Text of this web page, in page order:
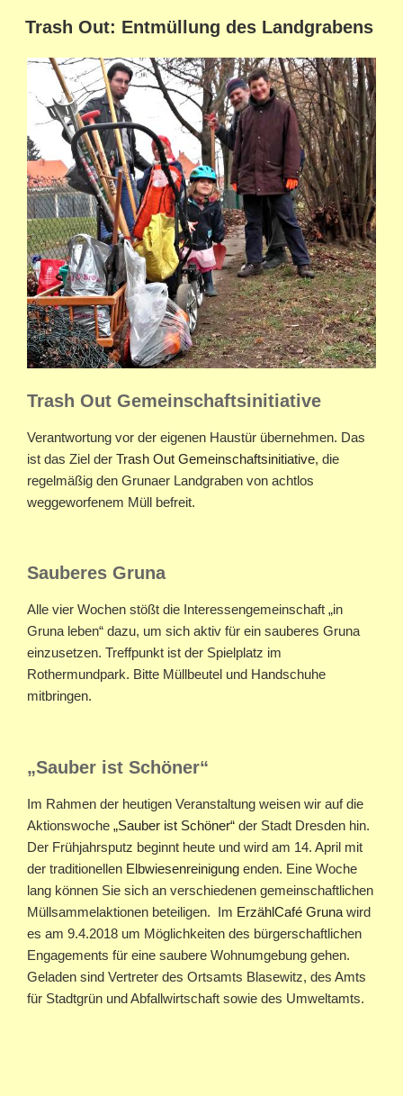
Trash Out: Entmüllung des Landgrabens
Trash Out Gemeinschaftsinitiative
Verantwortung vor der eigenen Haustür übernehmen. Das
ist das Ziel der Trash Out Gemeinschaftsinitiative, die
regelmäßig den Grunaer Landgraben von achtlos
weggeworfenem Müll befreit.
Sauberes Gruna
Alle vier Wochen stößt die Interessengemeinschaft „in
Gruna leben“ dazu, um sich aktiv für ein sauberes Gruna
einzusetzen. Treffpunkt ist der Spielplatz im
Rothermundpark. Bitte Müllbeutel und Handschuhe
mitbringen.
„Sauber ist Schöner“
Im Rahmen der heutigen Veranstaltung weisen wir auf die
Aktionswoche „Sauber ist Schöner“ der Stadt Dresden hin.
Der Frühjahrsputz beginnt heute und wird am 14. April mit
der traditionellen Elbwiesenreinigung enden. Eine Woche
lang können Sie sich an verschiedenen gemeinschaftlichen
Müllsammelaktionen beteiligen. Im ErzählCafé Gruna wird
es am 9.4.2018 um Möglichkeiten des bürgerschaftlichen
Engagements für eine saubere Wohnumgebung gehen.
Geladen sind Vertreter des Ortsamts Blasewitz, des Amts
für Stadtgrün und Abfallwirtschaft sowie des Umweltamts.